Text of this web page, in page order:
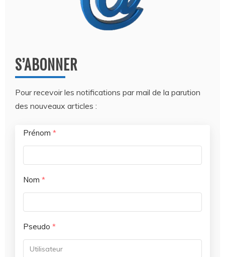
S’ABONNER
Pour recevoir les notifications par mail de la parution
des nouveaux articles :
Prénom *
Nom *
Pseudo *